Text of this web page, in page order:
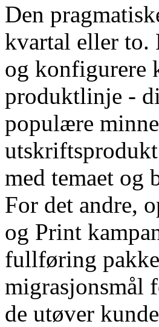
Den
kvartal eller to.
og konfigurere
produktlinje -
populære
med temaet
For det andre,
og Print
fullføring
migrasjonsmål
de utøver